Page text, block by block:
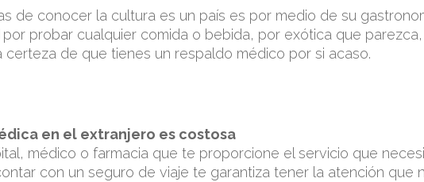
de conocer la cultura es un país es por medio de su
probar cualquier comida o bebida, por exótica que
certeza de que tienes un respaldo médico por si acaso.
en el extranjero es costosa
médico o farmacia que te proporcione el servicio que
con un seguro de viaje te garantiza tener la atención que